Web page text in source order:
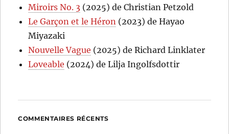
Miroirs No. 3 (2025) de Christian Petzold
Le Garçon et le Héron (2023) de Hayao
Miyazaki
Nouvelle Vague (2025) de Richard Linklater
Loveable (2024) de Lilja Ingolfsdottir
COMMENTAIRES RÉCENTS